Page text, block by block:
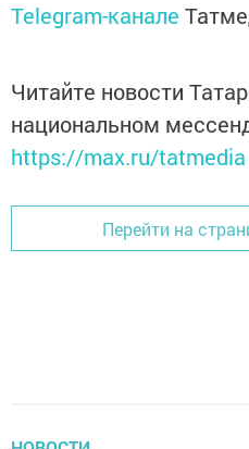
Telegram-канале
Читайте новости
национальном
https://max.ru/tatmedia
Перейти на